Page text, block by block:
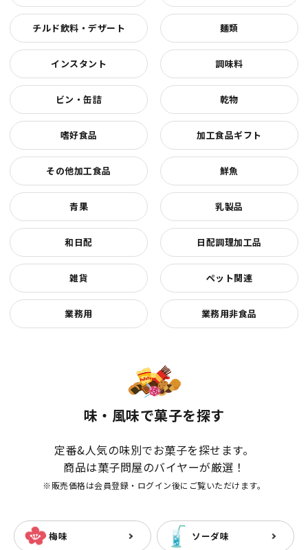
チルド飲料・デザート 麺類
インスタント 調味料
ビン・缶詰 乾物
嗜好食品 加工食品ギフト
その他加工食品 鮮魚
青果 乳製品
和日配 日配調理加工品
雑貨 ペット関連
業務用 業務用非食品
味・風味で菓子を探す
定番&人気の味別でお菓子を探せます。
商品は菓子問屋のバイヤーが厳選！
※販売価格は会員登録・ログイン後にご覧いただけます。
梅味 ソーダ味